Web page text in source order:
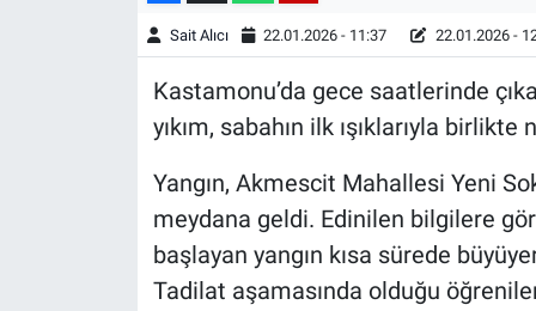
Sait Alıcı 22.01.2026 - 11:37 22.01.2026 -
Kastamonu’da gece saatlerinde
yıkım, sabahın ilk ışıklarıyla
Yangın, Akmescit Mahallesi Yeni
meydana geldi. Edinilen bilgilere
başlayan yangın kısa sürede
Tadilat aşamasında olduğu